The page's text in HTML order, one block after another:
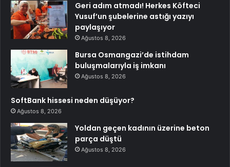
Geri adım atmadı! Herkes Köfteci
Yusuf’un şubelerine astığı yazıyı
paylaşıyor
Ağustos 8, 2026
Bursa Osmangazi’de istihdam
buluşmalarıyla iş imkanı
Ağustos 8, 2026
SoftBank hissesi neden düşüyor?
Ağustos 8, 2026
Yoldan geçen kadının üzerine beton
parça düştü
Ağustos 8, 2026